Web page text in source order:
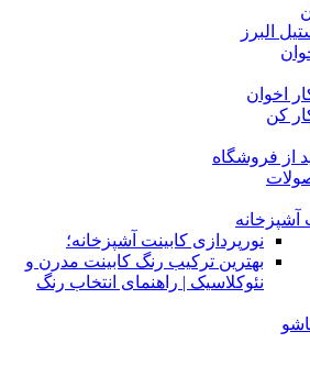
البرز
اخوان
کن
از فروشگاه
آشپزخانه
نورپردازی کابینت آشپزخانه؛
بهترین ترکیب رنگ کابینت مدرن و
نئوکلاسیک | راهنمای انتخاب رنگ